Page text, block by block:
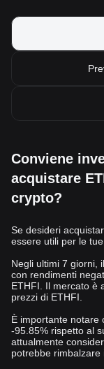
Conviene
acquistare
crypto?
Se desideri
essere utili per le
Negli ultimi 7 giorni,
con rendimenti
ETHFI. Il mercato è
prezzi di ETHFI.
È importante notare
-95.85% rispetto al
attualmente
potrebbe rimbalzare